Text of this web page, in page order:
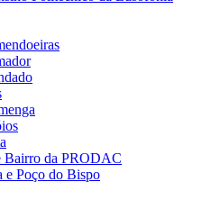
Bairro da PRODAC
e Poço do Bispo